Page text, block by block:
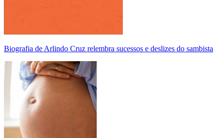
Biografia de Arlindo Cruz relembra sucessos e deslizes do sambista